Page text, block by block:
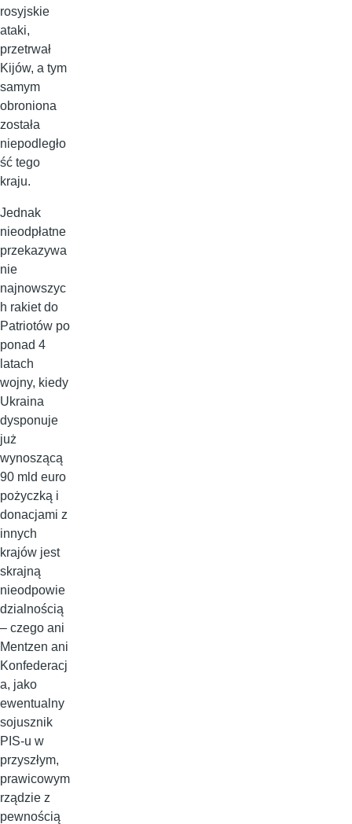
rosyjskie
ataki,
przetrwał
Kijów, a tym
samym
obroniona
została
niepodległo
ść tego
kraju.
Jednak
nieodpłatne
przekazywa
nie
najnowszyc
h rakiet do
Patriotów po
ponad 4
latach
wojny, kiedy
Ukraina
dysponuje
już
wynoszącą
90 mld euro
pożyczką i
donacjami z
innych
krajów jest
skrajną
nieodpowie
dzialnością
– czego ani
Mentzen ani
Konfederacj
a, jako
ewentualny
sojusznik
PIS-u w
przyszłym,
prawicowym
rządzie z
pewnością